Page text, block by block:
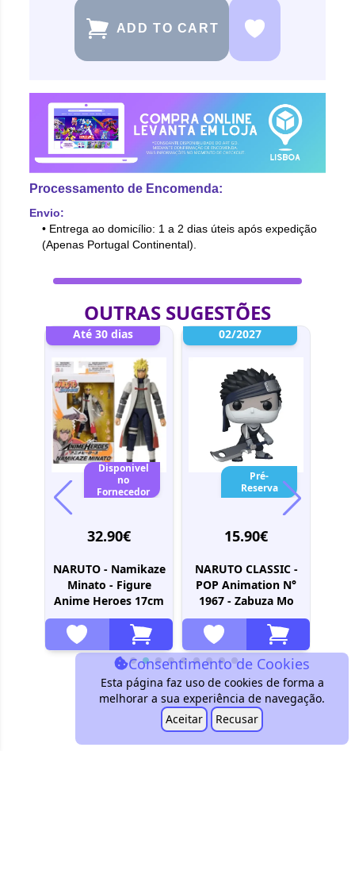
ADD TO CART
Processamento de Encomenda:
Envio:
• Entrega ao domicílio: 1 a 2 dias úteis após expedição
(Apenas Portugal Continental).
OUTRAS SUGESTÕES
Até 30 dias
Disponivel
no
Fornecedor
32.90€
NARUTO - Namikaze
Minato - Figure
Anime Heroes 17cm
02/2027
Pré-
Reserva
15.90€
NARUTO CLASSIC -
POP Animation N°
1967 - Zabuza Mo
Consentimento de Cookies
Esta página faz uso de cookies de forma a
melhorar a sua experiência de navegação.
Aceitar
Recusar